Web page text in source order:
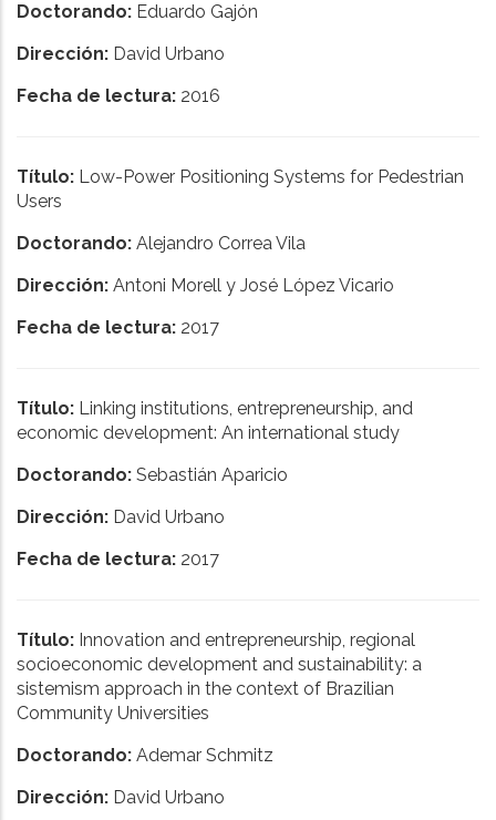
Doctorando: Eduardo Gajón
Dirección: David Urbano
Fecha de lectura: 2016
Título: Low-Power Positioning Systems for Pedestrian
Users
Doctorando: Alejandro Correa Vila
Dirección: Antoni Morell y José López Vicario
Fecha de lectura: 2017
Título: Linking institutions, entrepreneurship, and
economic development: An international study
Doctorando: Sebastián Aparicio
Dirección: David Urbano
Fecha de lectura: 2017
Título: Innovation and entrepreneurship, regional
socioeconomic development and sustainability: a
sistemism approach in the context of Brazilian
Community Universities
Doctorando: Ademar Schmitz
Dirección: David Urbano